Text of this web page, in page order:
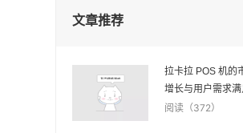
文章推荐
拉卡拉 POS 机的
增长与用户需求满
阅读（372）